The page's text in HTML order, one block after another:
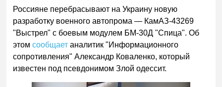
Россияне перебрасывают на Украину новую
разработку военного автопрома — КамАЗ-43269
"Выстрел" с боевым модулем БМ-30Д "Спица". Об
этомсообщает аналитик "Информационного
сопротивления" Александр Коваленко, который
известен под псевдонимом Злой одессит.